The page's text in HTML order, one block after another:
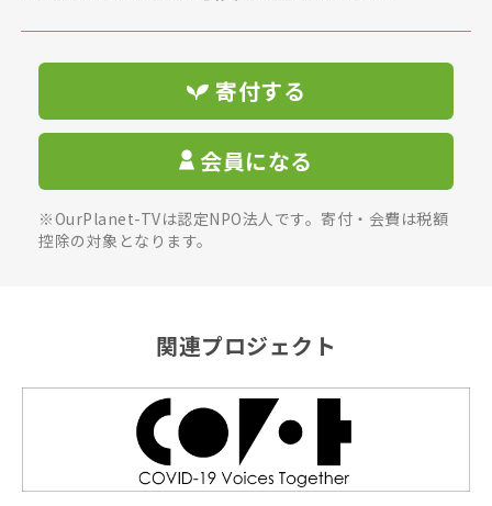
寄付する
会員になる
※OurPlanet-TVは認定NPO法人です。寄付・会費は税額
控除の対象となります。
関連プロジェクト